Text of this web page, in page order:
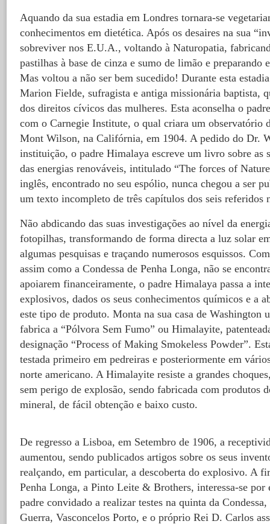
Aquando da sua estadia em Londres tornara-se
conhecimentos em dietética. Após os desaires na sua
sobreviver nos E.U.A., voltando à Naturopatia,
pastilhas à base de cinza e sumo de limão e preparando
Mas voltou a não ser bem sucedido! Durante esta
Marion Fielde, sufragista e antiga missionária baptista,
dos direitos cívicos das mulheres. Esta aconselha o
com o Carnegie Institute, o qual criara um observatório
Mont Wilson, na Califórnia, em 1904. A pedido do Dr.
instituição, o padre Himalaya escreve um livro sobre as
das energias renováveis, intitulado “The forces of
inglês, encontrado no seu espólio, nunca chegou a ser
um texto incompleto de três capítulos dos seis referidos
Não abdicando das suas investigações ao nível da
fotopilhas, transformando de forma directa a luz solar
algumas pesquisas e traçando numerosos esquissos.
assim como a Condessa de Penha Longa, não se
apoiarem financeiramente, o padre Himalaya passa a
explosivos, dados os seus conhecimentos químicos e a
este tipo de produto. Monta na sua casa de Washington
fabrica a “Pólvora Sem Fumo” ou Himalayite,
designação “Process of Making Smokeless Powder”.
testada primeiro em pedreiras e posteriormente em
norte americano. A Himalayite resiste a grandes
sem perigo de explosão, sendo fabricada com produtos
mineral, de fácil obtenção e baixo custo.
De regresso a Lisboa, em Setembro de 1906, a
aumentou, sendo publicados artigos sobre os seus
realçando, em particular, a descoberta do explosivo. A
Penha Longa, a Pinto Leite & Brothers, interessa-se por
padre convidado a realizar testes na quinta da
Guerra, Vasconcelos Porto, e o próprio Rei D. Carlos